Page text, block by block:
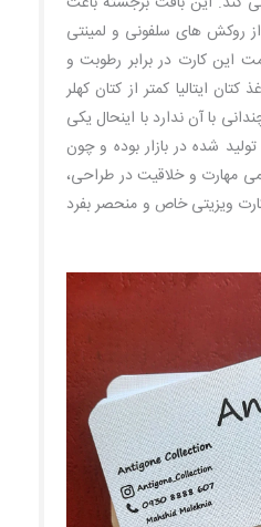
روکش های سلفونی و لمینتی
این کارت در برابر رطوبت و
ایتالیا کمتر از کتان کهلر
با آن ندارد با اینحال یکی
شده در بازار بوده و چون
مهارت و خلاقیت در طراحی،
ویزیتی خاص و منحصر بفرد